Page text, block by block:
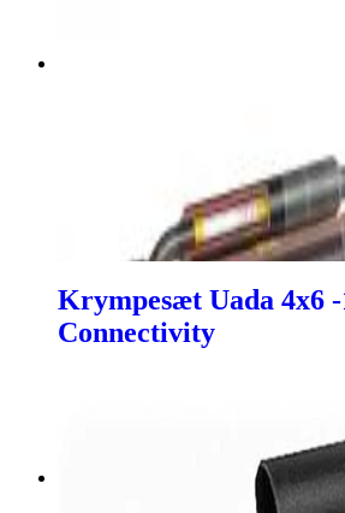
Krympesæt Uada 4x6
Connectivity